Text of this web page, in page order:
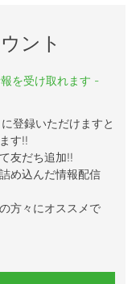
ント
を受け取れます -
登録いただけますと
す!!
友だち追加!!
め込んだ情報配信
方々にオススメで